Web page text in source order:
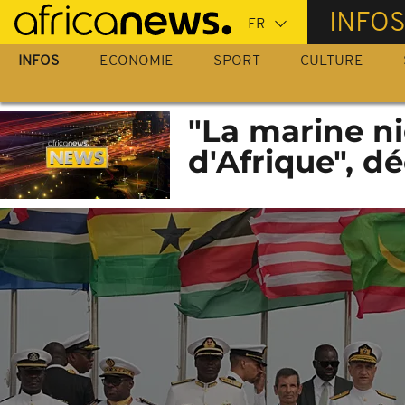
Passer
au
contenu
INFOS
INFOS ECONOMIE SPORT CULTURE
"La marine
d'Afrique",